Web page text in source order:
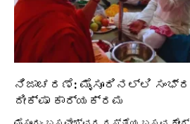
ನಿಜಾಚರಣೆ: ಮೈಸೂರಿನಲ್ಲಿ
ದೀಕ್ಷಾ ಕಾರ್ಯಕ್ರಮ